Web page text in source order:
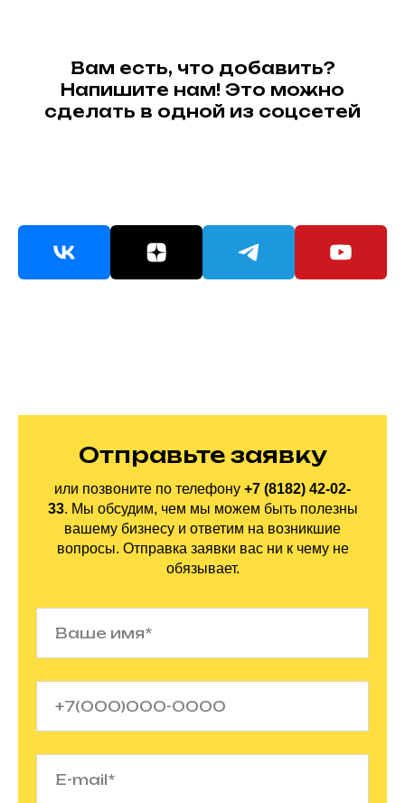
Вам есть, что добавить?
Напишите нам! Это можно
сделать в одной из соцсетей
Отправьте заявку
или позвоните по телефону +7 (8182) 42-02-
33. Мы обсудим, чем мы можем быть полезны
вашему бизнесу и ответим на возникшие
вопросы. Отправка заявки вас ни к чему не
обязывает.